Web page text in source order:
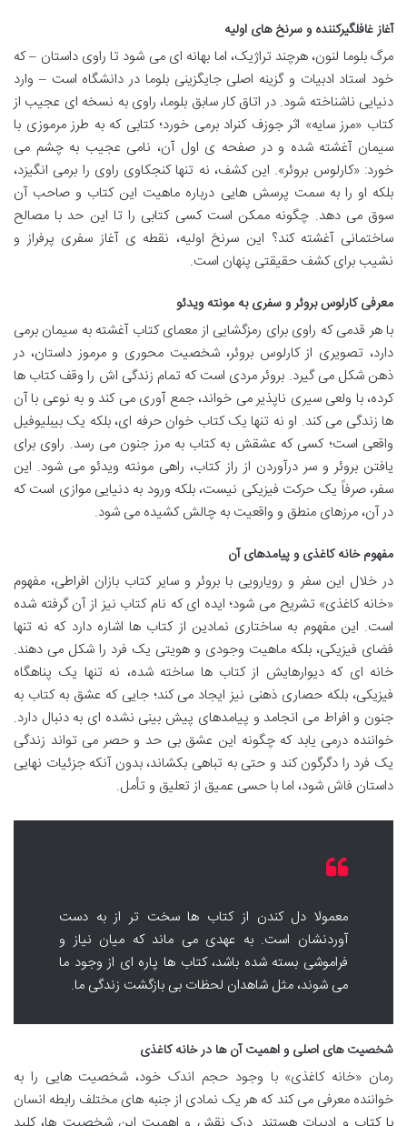
آغاز غافلگیرکننده و سرنخ های اولیه
مرگ بلوما لنون، هرچند تراژیک، اما بهانه ای می شود تا راوی داستان – که
خود استاد ادبیات و گزینه اصلی جایگزینی بلوما در دانشگاه است – وارد
دنیایی ناشناخته شود. در اتاق کار سابق بلوما، راوی به نسخه ای عجیب از
کتاب «مرز سایه» اثر جوزف کنراد برمی خورد؛ کتابی که به طرز مرموزی با
سیمان آغشته شده و در صفحه ی اول آن، نامی عجیب به چشم می
خورد: «کارلوس بروئر». این کشف، نه تنها کنجکاوی راوی را برمی انگیزد،
بلکه او را به سمت پرسش هایی درباره ماهیت این کتاب و صاحب آن
سوق می دهد. چگونه ممکن است کسی کتابی را تا این حد با مصالح
ساختمانی آغشته کند؟ این سرنخ اولیه، نقطه ی آغاز سفری پرفراز و
نشیب برای کشف حقیقتی پنهان است.
معرفی کارلوس بروئر و سفری به مونته ویدئو
با هر قدمی که راوی برای رمزگشایی از معمای کتاب آغشته به سیمان برمی
دارد، تصویری از کارلوس بروئر، شخصیت محوری و مرموز داستان، در
ذهن شکل می گیرد. بروئر مردی است که تمام زندگی اش را وقف کتاب ها
کرده، با ولعی سیری ناپذیر می خواند، جمع آوری می کند و به نوعی با آن
ها زندگی می کند. او نه تنها یک کتاب خوان حرفه ای، بلکه یک بیبلیوفیل
واقعی است؛ کسی که عشقش به کتاب به مرز جنون می رسد. راوی برای
یافتن بروئر و سر درآوردن از راز کتاب، راهی مونته ویدئو می شود. این
سفر، صرفاً یک حرکت فیزیکی نیست، بلکه ورود به دنیایی موازی است که
در آن، مرزهای منطق و واقعیت به چالش کشیده می شود.
مفهوم خانه کاغذی و پیامدهای آن
در خلال این سفر و رویارویی با بروئر و سایر کتاب بازان افراطی، مفهوم
«خانه کاغذی» تشریح می شود؛ ایده ای که نام کتاب نیز از آن گرفته شده
است. این مفهوم به ساختاری نمادین از کتاب ها اشاره دارد که نه تنها
فضای فیزیکی، بلکه ماهیت وجودی و هویتی یک فرد را شکل می دهند.
خانه ای که دیوارهایش از کتاب ها ساخته شده، نه تنها یک پناهگاه
فیزیکی، بلکه حصاری ذهنی نیز ایجاد می کند؛ جایی که عشق به کتاب به
جنون و افراط می انجامد و پیامدهای پیش بینی نشده ای به دنبال دارد.
خواننده درمی یابد که چگونه این عشق بی حد و حصر می تواند زندگی
یک فرد را دگرگون کند و حتی به تباهی بکشاند، بدون آنکه جزئیات نهایی
داستان فاش شود، اما با حسی عمیق از تعلیق و تأمل.
معمولا دل کندن از کتاب ها سخت تر از به دست
آوردنشان است. به عهدی می ماند که میان نیاز و
فراموشی بسته شده باشد، کتاب ها پاره ای از وجود ما
می شوند، مثل شاهدان لحظات بی بازگشت زندگی ما.
شخصیت های اصلی و اهمیت آن ها در خانه کاغذی
رمان «خانه کاغذی» با وجود حجم اندک خود، شخصیت هایی را به
خواننده معرفی می کند که هر یک نمادی از جنبه های مختلف رابطه انسان